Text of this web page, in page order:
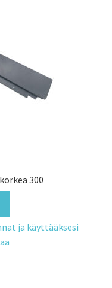
300
ja käyttääksesi